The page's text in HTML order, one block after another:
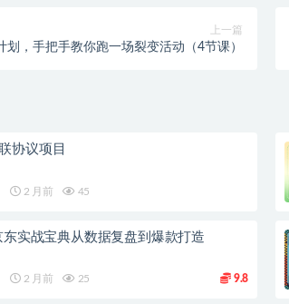
上一篇
划，手把手教你跑一场裂变活动（4节课）
协议项目
2 月前 45
实战宝典从数据复盘到爆款打造
2 月前 25 9.8